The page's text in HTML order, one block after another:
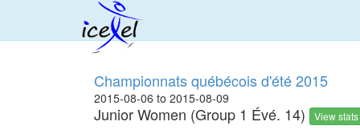
Championnats québécois d'été 2015
2015-08-06 to 2015-08-09
Junior Women (Group 1 Évé. 14) View stats